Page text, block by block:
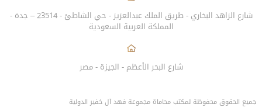
شارع الزاهد البخاري - طريق الملك عبدالعزيز - حي الشاطئ - 23514 – جدة -
المملكة العربية السعودية
شارع البحر الأعظم - الجيزة - مصر
جميع الحقوق محفوظة لمكتب محاماة مجموعة فهد آل خفير الدولية